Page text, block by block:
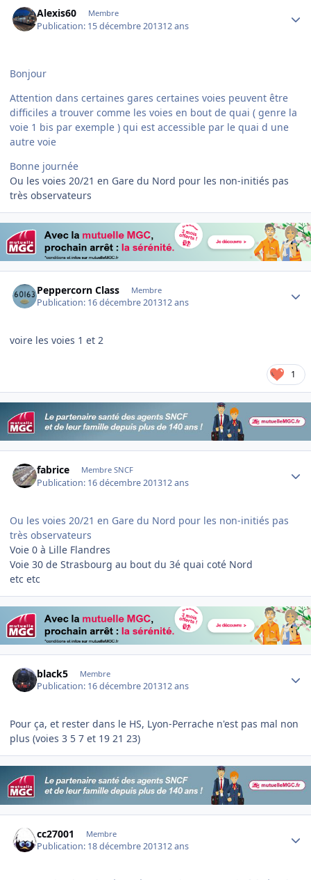
Alexis60 Membre
Publication: 15 décembre 201312 ans
Bonjour
Attention dans certaines gares certaines voies peuvent être
difficiles a trouver comme les voies en bout de quai ( genre la
voie 1 bis par exemple ) qui est accessible par le quai d une
autre voie
Bonne journée
Ou les voies 20/21 en Gare du Nord pour les non-initiés pas
très observateurs
Peppercorn Class Membre
Publication: 16 décembre 201312 ans
voire les voies 1 et 2
1
fabrice Membre SNCF
Publication: 16 décembre 201312 ans
Ou les voies 20/21 en Gare du Nord pour les non-initiés pas
très observateurs
Voie 0 à Lille Flandres
Voie 30 de Strasbourg au bout du 3é quai coté Nord
etc etc
black5 Membre
Publication: 16 décembre 201312 ans
Pour ça, et rester dans le HS, Lyon-Perrache n'est pas mal non
plus (voies 3 5 7 et 19 21 23)
cc27001 Membre
Publication: 18 décembre 201312 ans